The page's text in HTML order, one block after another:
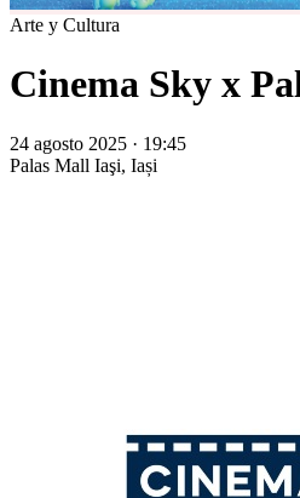
Arte y Cultura
Cinema Sky x
24 agosto 2025 · 19:45
Palas Mall Iaşi, Iași